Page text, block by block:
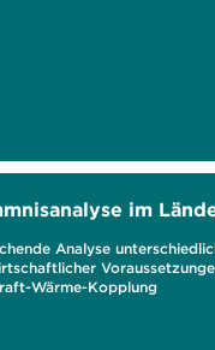
im
Analyse
Wärme-Kopplung